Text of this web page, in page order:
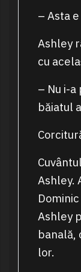
– Asta
Ashley
cu
– Nu i-
băiatul
Ashley.
Ashley
banală,
lor.